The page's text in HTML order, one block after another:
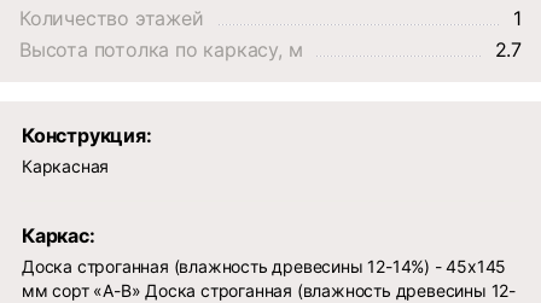
Количество этажей
1
Высота потолка по каркасу, м
2.7
Конструкция:
Каркасная
Каркас:
Доска строганная (влажность древесины 12-14%) - 45х145
мм сорт «А-В» Доска строганная (влажность древесины 12-